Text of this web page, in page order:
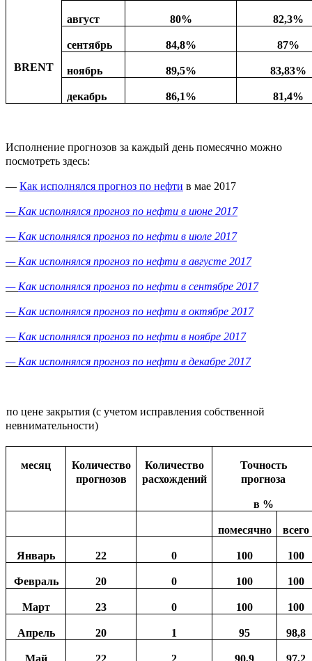
BRENT
август 80% 82,3%
сентябрь 84,8% 87%
ноябрь 89,5% 83,83%
декабрь 86,1% 81,4%
Исполнение прогнозов за каждый день помесячно можно
посмотреть здесь:
— Как исполнялся прогноз по нефти в мае 2017
— Как исполнялся прогноз по нефти в июне 2017
— Как исполнялся прогноз по нефти в июле 2017
— Как исполнялся прогноз по нефти в августе 2017
— Как исполнялся прогноз по нефти в сентябре 2017
— Как исполнялся прогноз по нефти в октябре 2017
— Как исполнялся прогноз по нефти в ноябре 2017
— Как исполнялся прогноз по нефти в декабре 2017
по цене закрытия (с учетом исправления собственной
невнимательности)
месяц
Количество
прогнозов
Количество
расхождений
Точность
прогноза
в %
помесячно всего
Январь 22 0 100 100
Февраль 20 0 100 100
Март 23 0 100 100
Апрель 20 1 95 98,8
Май 22 2 90,9 97,2